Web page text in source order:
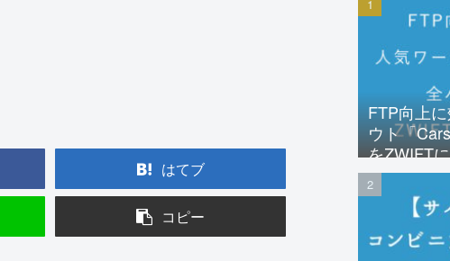
はてブ
コピー
FTP向上
ウト「
をZWIFT